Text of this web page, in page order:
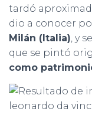
tardó
dio a conocer
Milán (Italia), y
que se pintó
como